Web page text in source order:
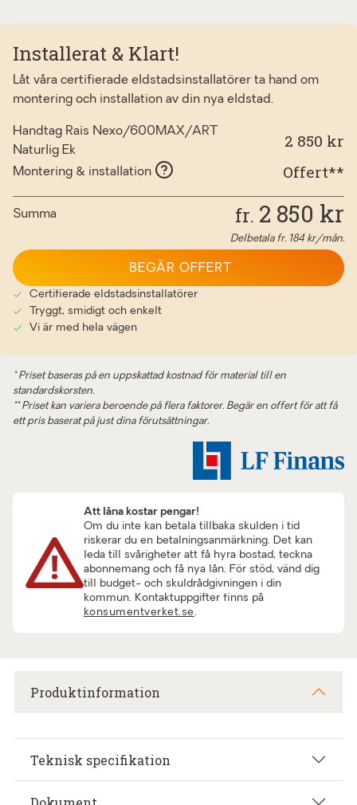
Installerat & Klart!
Låt våra certifierade eldstadsinstallatörer ta hand om
montering och installation av din nya eldstad.
Handtag Rais Nexo/600MAX/ART
Naturlig Ek
2 850 kr
Montering & installation Offert**
Summa fr. 2 850 kr
Delbetala fr. 184kr/mån.
Certifierade eldstadsinstallatörer
Tryggt, smidigt och enkelt
Vi är med hela vägen
BEGÄR OFFERT
* Priset baseras på en uppskattad kostnad för material till en
standardskorsten.
** Priset kan variera beroende på flera faktorer. Begär en offert för att få
ett pris baserat på just dina förutsättningar.
Att låna kostar pengar!
Om du inte kan betala tillbaka skulden i tid
riskerar du en betalningsanmärkning. Det kan
leda till svårigheter att få hyra bostad, teckna
abonnemang och få nya lån. För stöd, vänd dig
till budget- och skuldrådgivningen i din
kommun. Kontaktuppgifter finns på
konsumentverket.se.
Produktinformation
Teknisk specifikation